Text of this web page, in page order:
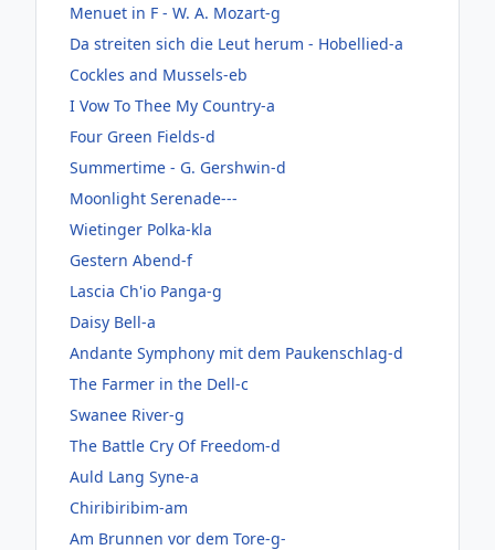
Menuet in F - W. A. Mozart-g
Da streiten sich die Leut herum - Hobellied-a
Cockles and Mussels-eb
I Vow To Thee My Country-a
Four Green Fields-d
Summertime - G. Gershwin-d
Moonlight Serenade---
Wietinger Polka-kla
Gestern Abend-f
Lascia Ch'io Panga-g
Daisy Bell-a
Andante Symphony mit dem Paukenschlag-d
The Farmer in the Dell-c
Swanee River-g
The Battle Cry Of Freedom-d
Auld Lang Syne-a
Chiribiribim-am
Am Brunnen vor dem Tore-g-